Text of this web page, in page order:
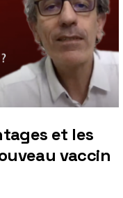
et les
vaccin